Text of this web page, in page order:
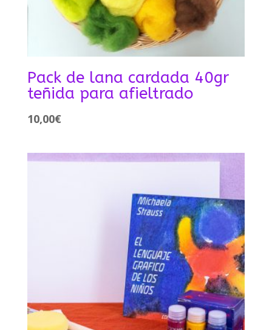
Pack de lana cardada 40gr
teñida para afieltrado
10,00€